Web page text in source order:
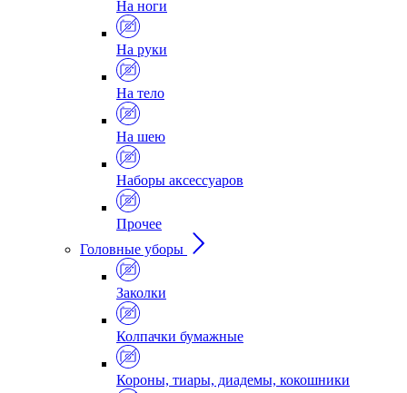
На ноги
На руки
На тело
На шею
Наборы аксессуаров
Прочее
Головные уборы
Заколки
Колпачки бумажные
Короны, тиары, диадемы, кокошники